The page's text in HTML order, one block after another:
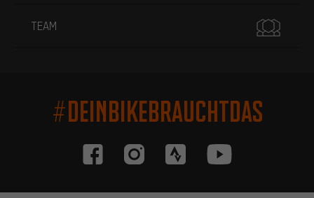
TEAM
#DEINBIKEBRAUCHTDAS